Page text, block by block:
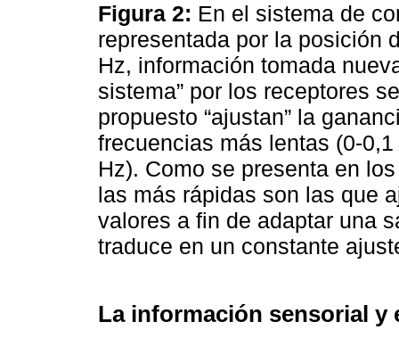
Figura 2: En el sistema de
representada por la posición
Hz, información tomada
sistema” por los receptores
propuesto “ajustan” la
frecuencias más lentas (0-
Hz). Como se presenta en
las más rápidas son las que
valores a fin de adaptar una
traduce en un constante
La información sensorial